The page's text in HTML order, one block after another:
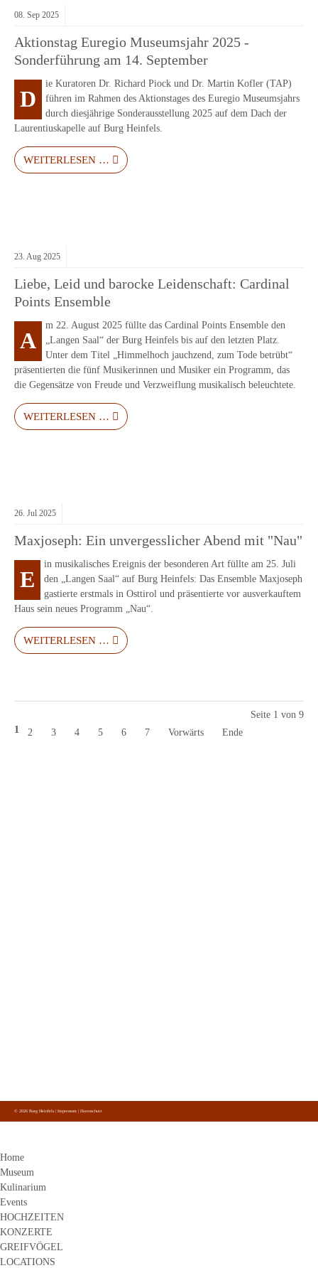
08. Sep 2025
Aktionstag Euregio Museumsjahr 2025 -
Sonderführung am 14. September
D
ie Kuratoren Dr. Richard Piock und Dr. Martin Kofler (TAP)
führen im Rahmen des Aktionstages des Euregio Museumsjahrs
durch diesjährige Sonderausstellung 2025 auf dem Dach der
Laurentiuskapelle auf Burg Heinfels.
WEITERLESEN …
23. Aug 2025
Liebe, Leid und barocke Leidenschaft: Cardinal
Points Ensemble
A
m 22. August 2025 füllte das Cardinal Points Ensemble den
„Langen Saal“ der Burg Heinfels bis auf den letzten Platz.
Unter dem Titel „Himmelhoch jauchzend, zum Tode betrübt“
präsentierten die fünf Musikerinnen und Musiker ein Programm, das
die Gegensätze von Freude und Verzweiflung musikalisch beleuchtete.
WEITERLESEN …
26. Jul 2025
Maxjoseph: Ein unvergesslicher Abend mit "Nau"
E
in musikalisches Ereignis der besonderen Art füllte am 25. Juli
den „Langen Saal“ auf Burg Heinfels: Das Ensemble Maxjoseph
gastierte erstmals in Osttirol und präsentierte vor ausverkauftem
Haus sein neues Programm „Nau“.
WEITERLESEN …
Seite 1 von 9
1
2 3 4 5 6 7 Vorwärts Ende
auf Facebook, Instagram und Youtube.
© 2026 Burg Heinfels | Impressum | Datenschutz
Home
Museum
Kulinarium
Events
HOCHZEITEN
KONZERTE
GREIFVÖGEL
LOCATIONS